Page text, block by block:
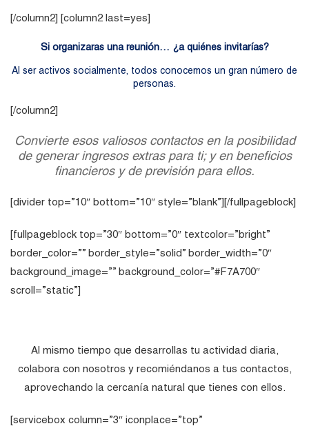
[/column2] [column2 last=yes]
Si organizaras una reunión… ¿a quiénes invitarías?
Al ser activos socialmente, todos conocemos un gran número de
personas.
[/column2]
Convierte esos valiosos contactos en la posibilidad
de generar ingresos extras para ti; y en beneficios
financieros y de previsión para ellos.
[divider top=”10″ bottom=”10″ style=”blank”][/fullpageblock]
[fullpageblock top=”30″ bottom=”0″ textcolor=”bright”
border_color=”” border_style=”solid” border_width=”0″
background_image=”” background_color=”#F7A700″
scroll=”static”]
Al mismo tiempo que desarrollas tu actividad diaria,
colabora con nosotros y recomiéndanos a tus contactos,
aprovechando la cercanía natural que tienes con ellos.
[servicebox column=”3″ iconplace=”top”